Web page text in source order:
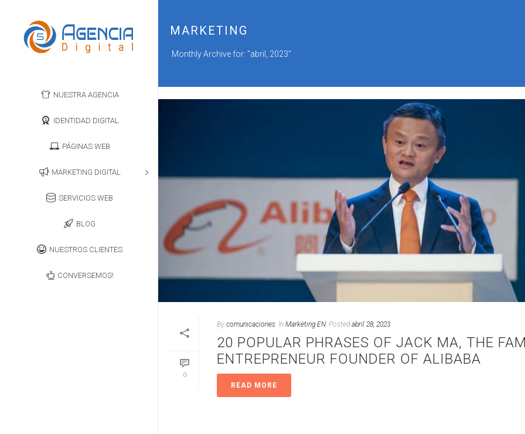
NUESTRA AGENCIA
IDENTIDAD DIGITAL
PÁGINAS WEB
MARKETING DIGITAL
SERVICIOS WEB
BLOG
NUESTROS CLIENTES
CONVERSEMOS!
MARKETING
Monthly Archive for: "abril, 2023"
0
By comunicaciones In Marketing EN Posted abril 28, 2023
20 POPULAR PHRASES OF JACK MA, THE
ENTREPRENEUR FOUNDER OF ALIBABA
READ MORE